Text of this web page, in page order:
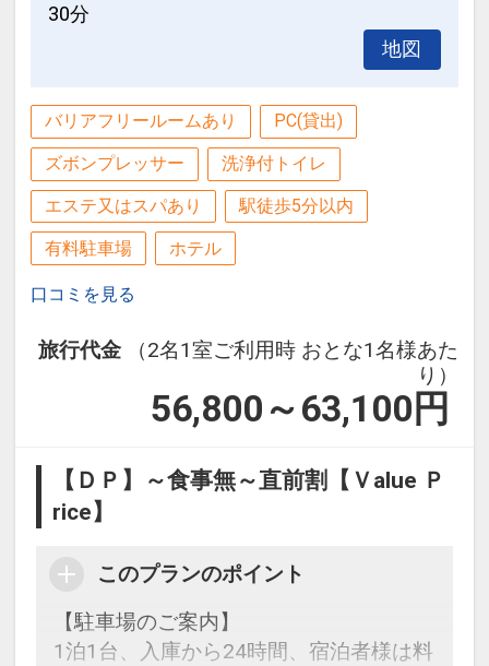
30分
地図
バリアフリールームあり PC(貸出)
ズボンプレッサー 洗浄付トイレ
エステ又はスパあり 駅徒歩5分以内
有料駐車場 ホテル
口コミを見る
旅行代金
（2名1室ご利用時 おとな1名様あた
り）
56,800～63,100 円
【ＤＰ】～食事無～直前割【Ｖalue Ｐ
rice】
このプランのポイント
【駐車場のご案内】
1泊1台、入庫から24時間、宿泊者様は料